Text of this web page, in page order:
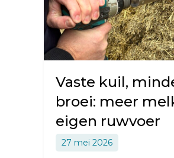
Vaste kuil,
broei: meer
eigen ruwvoer
27 mei 2026